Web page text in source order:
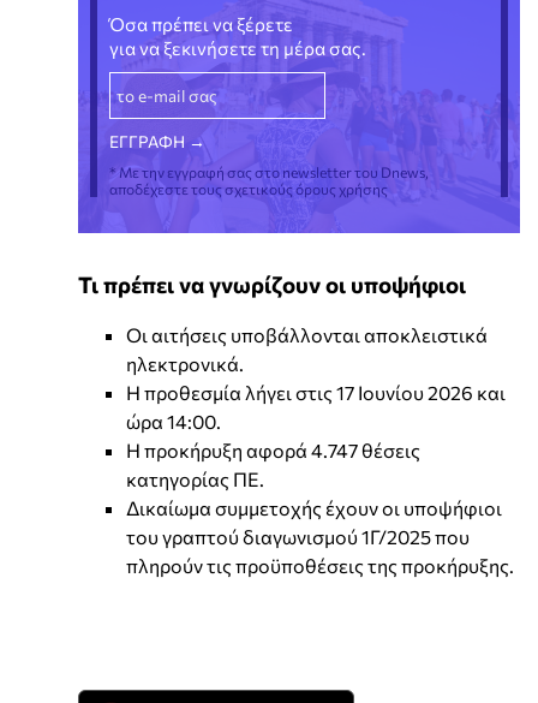
Όσα πρέπει να ξέρετε
για να ξεκινήσετε τη μέρα σας.
* Με την εγγραφή σας στο newsletter του Dnews,
αποδέχεστε τους σχετικούς όρους χρήσης
Τι πρέπει να γνωρίζουν οι υποψήφιοι
Οι αιτήσεις υποβάλλονται αποκλειστικά
ηλεκτρονικά.
Η προθεσμία λήγει στις 17 Ιουνίου 2026 και
ώρα 14:00.
Η προκήρυξη αφορά 4.747 θέσεις
κατηγορίας ΠΕ.
Δικαίωμα συμμετοχής έχουν οι υποψήφιοι
του γραπτού διαγωνισμού 1Γ/2025 που
πληρούν τις προϋποθέσεις της προκήρυξης.